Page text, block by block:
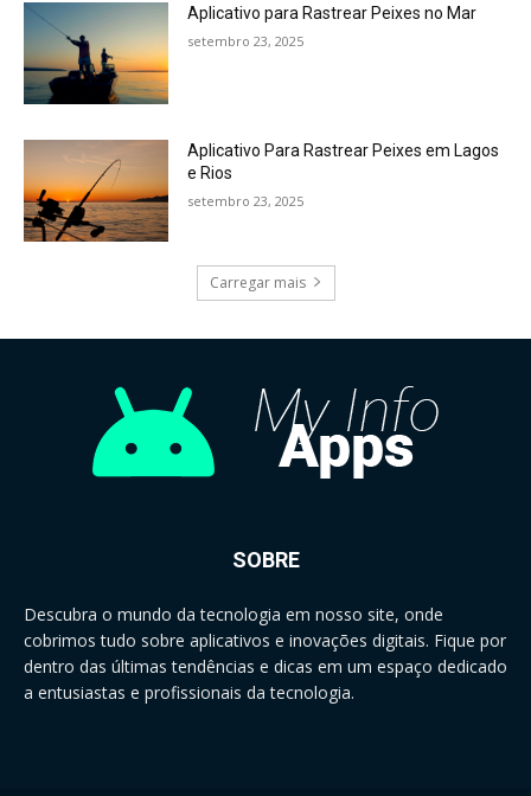
Aplicativo para Rastrear Peixes no Mar
setembro 23, 2025
Aplicativo Para Rastrear Peixes em Lagos
e Rios
setembro 23, 2025
Carregar mais
SOBRE
Descubra o mundo da tecnologia em nosso site, onde
cobrimos tudo sobre aplicativos e inovações digitais. Fique por
dentro das últimas tendências e dicas em um espaço dedicado
a entusiastas e profissionais da tecnologia.